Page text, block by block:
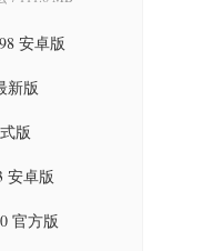
安卓版
新版
版
安卓版
官方版